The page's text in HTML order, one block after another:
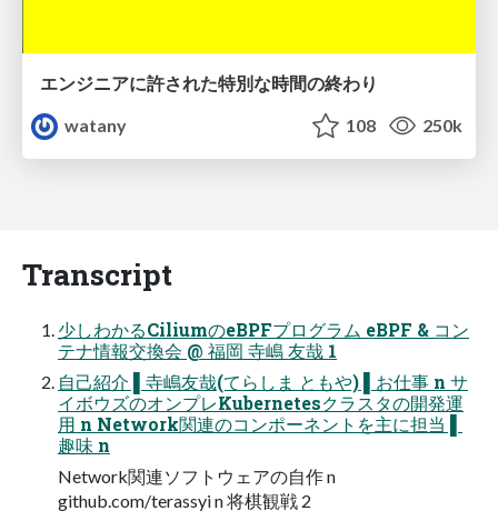
エンジニアに許された特別な時間の終わり
watany
108 250k
Transcript
少しわかるCiliumのeBPFプログラム eBPF & コン
テナ情報交換会 @ 福岡 寺嶋 友哉 1
⾃⼰紹介 ▌寺嶋友哉(てらしま ともや) ▌お仕事 n サ
イボウズのオンプレKubernetesクラスタの開発運
⽤ n Network関連のコンポーネントを主に担当 ▌
趣味 n
Network関連ソフトウェアの⾃作 n
github.com/terassyi n 将棋観戦 2